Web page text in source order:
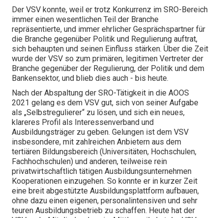
Der VSV konnte, weil er trotz Konkurrenz im SRO-Bereich
immer einen wesentlichen Teil der Branche
repräsentierte, und immer ehrlicher Gesprächspartner für
die Branche gegenüber Politik und Regulierung auftrat,
sich behaupten und seinen Einfluss stärken. Über die Zeit
wurde der VSV so zum primären, legitimen Vertreter der
Branche gegenüber der Regulierung, der Politik und dem
Bankensektor, und blieb dies auch - bis heute.
Nach der Abspaltung der SRO-Tätigkeit in die AOOS
2021 gelang es dem VSV gut, sich von seiner Aufgabe
als „Selbstregulierer“ zu lösen, und sich ein neues,
klareres Profil als Interessenverband und
Ausbildungsträger zu geben. Gelungen ist dem VSV
insbesondere, mit zahlreichen Anbietern aus dem
tertiären Bildungsbereich (Universitäten, Hochschulen,
Fachhochschulen) und anderen, teilweise rein
privatwirtschaftlich tätigen Ausbildungsunternehmen
Kooperationen einzugehen. So konnte er in kurzer Zeit
eine breit abgestützte Ausbildungsplattform aufbauen,
ohne dazu einen eigenen, personalintensiven und sehr
teuren Ausbildungsbetrieb zu schaffen. Heute hat der